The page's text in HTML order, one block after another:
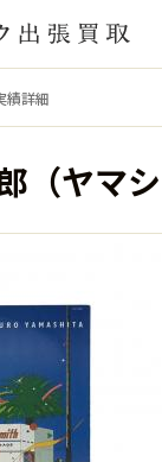
績詳細
（ヤマ